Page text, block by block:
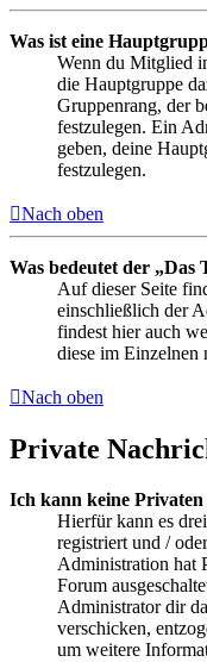
Was ist eine
Wenn du Mitglied
die Hauptgruppe
Gruppenrang, der
festzulegen. Ein
geben, deine
festzulegen.
Nach oben
Was bedeutet der „Das
Auf dieser Seite
einschließlich der
findest hier auch
diese im Einzelnen
Nach oben
Private
Ich kann keine
Hierfür kann es
registriert und /
Administration hat
Forum
Administrator dir
verschicken,
um weitere